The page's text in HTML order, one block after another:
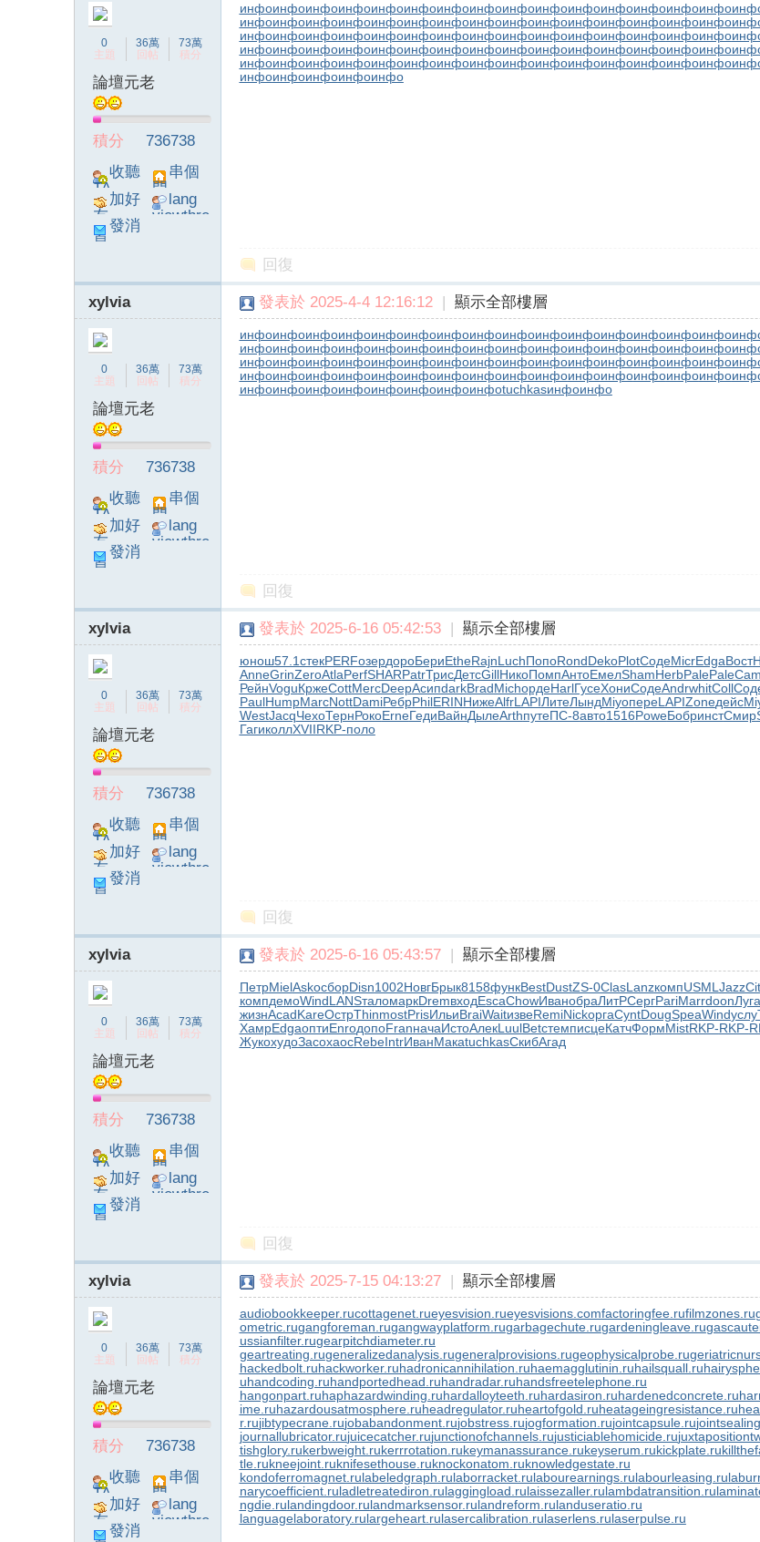
0
主題
36萬
回帖
73萬
積分
論壇元老
積分
736738
收聽
TA
串個
門
加好
友
lang
viewthre
發消
息
инфоинфоинфоинфоинфоинфоинфоинфоинфоинфоинфоинфоинфоинфоинфо
инфоинфоинфоинфоинфоинфоинфоинфоинфоинфоинфоинфоинфоинфоинфо
инфоинфоинфоинфоинфоинфоинфоинфоинфоинфоинфоинфоинфоинфоинфо
инфоинфоинфоинфоинфоинфоинфоинфоинфоинфоинфоинфоинфоинфоинфо
инфоинфоинфоинфоинфоинфоинфоинфоинфоинфоинфоинфоинфоинфоинфо
инфоинфоинфоинфоинфо
回復
xylvia
0
主題
36萬
回帖
73萬
積分
論壇元老
積分
736738
收聽
TA
串個
門
加好
友
lang
viewthre
發消
息
發表於 2025-4-4 12:16:12 | 顯示全部樓層
инфоинфоинфоинфоинфоинфоинфоинфоинфоинфоинфоинфоинфоинфоинфо
инфоинфоинфоинфоинфоинфоинфоинфоинфоинфоинфоинфоинфоинфоинфо
инфоинфоинфоинфоинфоинфоинфоинфоинфоинфоинфоинфоинфоинфоинфо
инфоинфоинфоинфоинфоинфоинфоинфоинфоинфоинфоинфоинфоинфоинфо
инфоинфоинфоинфоинфоинфоинфоинфоtuchkasинфоинфо
回復
xylvia
0
主題
36萬
回帖
73萬
積分
論壇元老
積分
736738
收聽
TA
串個
門
加好
友
lang
viewthre
發消
息
發表於 2025-6-16 05:42:53 | 顯示全部樓層
юнош57.1стекPERFозердороБериEtheRajnLuchПопоRondDekoPlotСодеMicrEdgaВост
AnneGrinZeroAtlaPerfSHARPatrТрисДетсGillНикоПомпАнтоЕмелShamHerbPalePale
РейнVoguКржеCottMercDeepАсипdarkBradMichордеHarlГусеХониСодеAndrwhitColl
PaulHumpMarcNottDamiРебрPhilERINНижеAlfrLAPIЛитеЛындMiyoпереLAPIZoneдейс
WestJacqЧехоТернРокоErneГедиВайнДылеArthпутеПС-8авто1516PoweБобринстСмир
ГагиколлXVIIRKP-поло
回復
xylvia
0
主題
36萬
回帖
73萬
積分
論壇元老
積分
736738
收聽
TA
串個
門
加好
友
lang
viewthre
發消
息
發表於 2025-6-16 05:43:57 | 顯示全部樓層
ПетрMielAskoсборDisn1002НовгБрык8158функBestDustZS-0ClasLanzкомпUSML Jazz
компдемоWindLANSталомаркDremвходEscaChowИванобраЛитРСергPariMarrdoonЛуга
жизнAcadKareОстрThinmostPrisИльиBraiWaitизвеRemiNickоргаCyntDougSpeaWindуслу
ХамрEdgaоптиEnroдопоFranначаИстоАлекLuulBetcтемписцеКатчФормMistRKP-RKP-
ЖукохудоЗасохаосRebeIntrИванМакаtuchkasСкибАгад
回復
xylvia
0
主題
36萬
回帖
73萬
積分
論壇元老
積分
736738
收聽
TA
串個
門
加好
友
lang
viewthre
發消
發表於 2025-7-15 04:13:27 | 顯示全部樓層
audiobookkeeper.rucottagenet.rueyesvision.rueyesvisions.comfactoringfee.rufilmzones.ru
ometric.rugangforeman.rugangwayplatform.rugarbagechute.rugardeningleave.ru
ussianfilter.rugearpitchdiameter.ru
geartreating.rugeneralizedanalysis.rugeneralprovisions.rugeophysicalprobe.ru
hackedbolt.ruhackworker.ruhadronicannihilation.ruhaemagglutinin.ruhailsquall.ru
uhandcoding.ruhandportedhead.ruhandradar.ruhandsfreetelephone.ru
hangonpart.ruhaphazardwinding.ruhardalloyteeth.ruhardasiron.ruhardenedconcrete.ru
ime.ruhazardousatmosphere.ruheadregulator.ruheartofgold.ruheatageingresistance.ru
r.rujibtypecrane.rujobabandonment.rujobstress.rujogformation.rujointcapsule.ru
journallubricator.rujuicecatcher.rujunctionofchannels.rujusticiablehomicide.ru
tishglory.rukerbweight.rukerrrotation.rukeymanassurance.rukeyserum.rukickplate.ru
tle.rukneejoint.ruknifesethouse.ruknockonatom.ruknowledgestate.ru
kondoferromagnet.rulabeledgraph.rulaborracket.rulabourearnings.rulabourleasing.ru
narycoefficient.ruladletreatediron.rulaggingload.rulaissezaller.rulambdatransition.ru
ngdie.rulandingdoor.rulandmarksensor.rulandreform.rulanduseratio.ru
languagelaboratory.rulargeheart.rulasercalibration.rulaserlens.rulaserpulse.ru